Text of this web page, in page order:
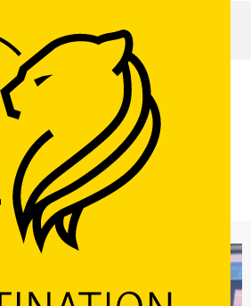
LOGO
/ Samedi 22 août à 15:00
du vitrail
59114 Terdeghem
aux favoris